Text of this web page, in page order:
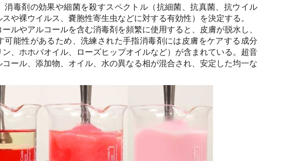
消毒剤の効果や細菌を殺すスペクトル（抗細菌、抗真菌、抗ウイル
や裸ウイルス、嚢胞性寄生虫などに対する有効性）を決定する。
ルやアルコールを含む消毒剤を頻繁に使用すると、皮膚が脱水し、
可能性があるため、洗練された手指消毒剤には皮膚をケアする成分
ン、ホホバオイル、ローズヒップオイルなど）が含まれている。超音
ール、添加物、オイル、水の異なる相が混合され、安定した均一な